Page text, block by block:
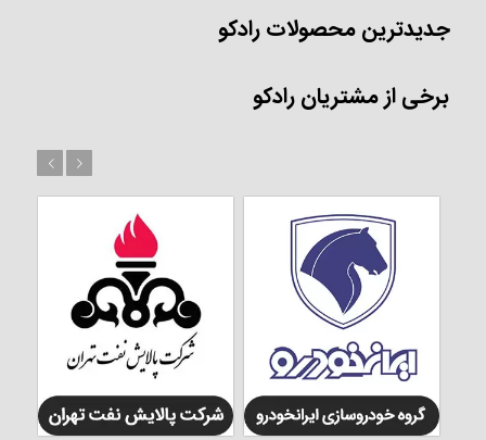
جدیدترین محصولات رادکو
برخی از مشتریان رادکو